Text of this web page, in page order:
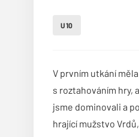
U10
V prvním utkání
s roztahováním hry,
jsme dominovali a
hrající mužstvo